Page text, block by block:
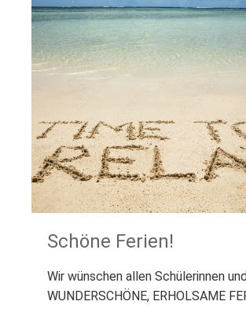
Schöne Ferien!
Wir wünschen allen Schülerinnen
WUNDERSCHÖNE, ERHOLSAME